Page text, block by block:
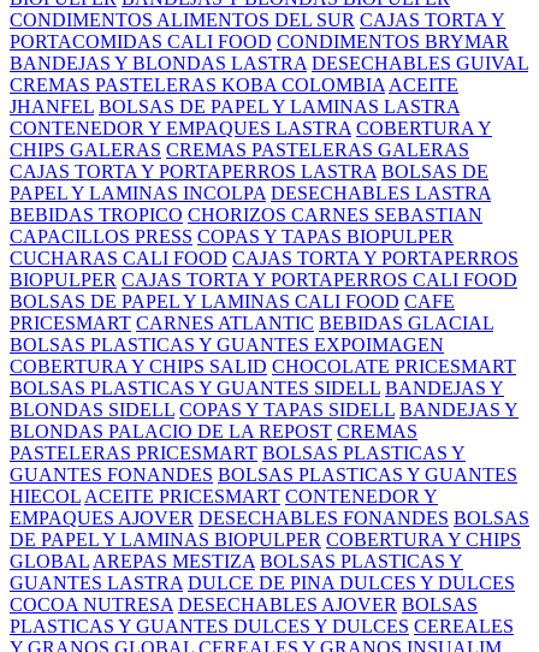
CONDIMENTOS ALIMENTOS DEL SUR CAJAS TORTA Y
PORTACOMIDAS CALI FOOD CONDIMENTOS BRYMAR
BANDEJAS Y BLONDAS LASTRA DESECHABLES GUIVAL
CREMAS PASTELERAS KOBA COLOMBIA ACEITE
JHANFEL BOLSAS DE PAPEL Y LAMINAS LASTRA
CONTENEDOR Y EMPAQUES LASTRA COBERTURA Y
CHIPS GALERAS CREMAS PASTELERAS GALERAS
CAJAS TORTA Y PORTAPERROS LASTRA BOLSAS DE
PAPEL Y LAMINAS INCOLPA DESECHABLES LASTRA
BEBIDAS TROPICO CHORIZOS CARNES SEBASTIAN
CAPACILLOS PRESS COPAS Y TAPAS BIOPULPER
CUCHARAS CALI FOOD CAJAS TORTA Y PORTAPERROS
BIOPULPER CAJAS TORTA Y PORTAPERROS CALI FOOD
BOLSAS DE PAPEL Y LAMINAS CALI FOOD CAFE
PRICESMART CARNES ATLANTIC BEBIDAS GLACIAL
BOLSAS PLASTICAS Y GUANTES EXPOIMAGEN
COBERTURA Y CHIPS SALID CHOCOLATE PRICESMART
BOLSAS PLASTICAS Y GUANTES SIDELL BANDEJAS Y
BLONDAS SIDELL COPAS Y TAPAS SIDELL BANDEJAS Y
BLONDAS PALACIO DE LA REPOST CREMAS
PASTELERAS PRICESMART BOLSAS PLASTICAS Y
GUANTES FONANDES BOLSAS PLASTICAS Y GUANTES
HIECOL ACEITE PRICESMART CONTENEDOR Y
EMPAQUES AJOVER DESECHABLES FONANDES BOLSAS
DE PAPEL Y LAMINAS BIOPULPER COBERTURA Y CHIPS
GLOBAL AREPAS MESTIZA BOLSAS PLASTICAS Y
GUANTES LASTRA DULCE DE PINA DULCES Y DULCES
COCOA NUTRESA DESECHABLES AJOVER BOLSAS
PLASTICAS Y GUANTES DULCES Y DULCES CEREALES
Y GRANOS GLOBAL CEREALES Y GRANOS INSUALIM